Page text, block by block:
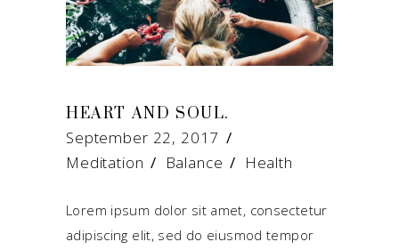
HEART AND SOUL.
September 22, 2017
Meditation
Balance / Health
Lorem ipsum dolor sit amet, consectetur
adipiscing elit, sed do eiusmod tempor